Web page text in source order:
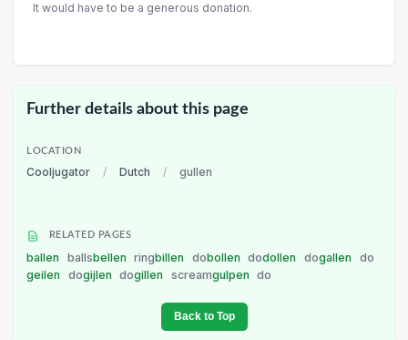
It would have to be a generous donation.
Further details about this page
LOCATION
Cooljugator / Dutch / gullen
RELATED PAGES
ballen ballsbellen ringbillen dobollen dodollen dogallen
do
geilen
dogijlen dogillen screamgulpen do
Back to Top